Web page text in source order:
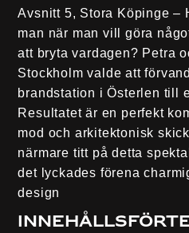
Avsnitt 5, Stora Köpinge –
man när man vill göra
att bryta vardagen? Petra
Stockholm valde att
brandstation i Österlen till
Resultatet är en perfekt
mod och arkitektonisk
närmare titt på detta
det lyckades förena
design